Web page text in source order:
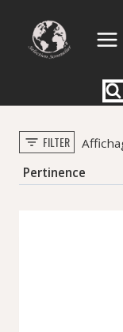
contenu
FILTER